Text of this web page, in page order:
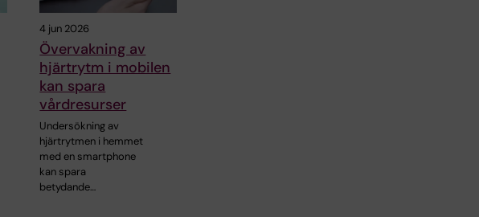
4 jun 2026
Övervakning av
hjärtrytm i mobilen
kan spara
vårdresurser
Undersökning av
hjärtrytmen i hemmet
med en smartphone
kan spara
betydande…